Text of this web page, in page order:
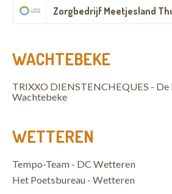
Zorgbedrijf Meetjesland
WACHTEBEKE
TRIXXO DIENSTENCHEQUES -
Wachtebeke
WETTEREN
Tempo-Team - DC Wetteren
Het Poetsbureau - Wetteren